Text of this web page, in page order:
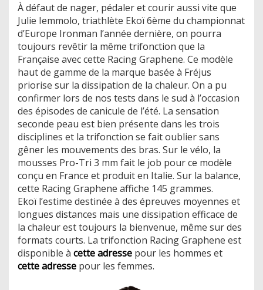
À défaut de nager, pédaler et courir aussi vite que
Julie Iemmolo, triathlète Ekoï 6ème du championnat
d’Europe Ironman l’année dernière, on pourra
toujours revêtir la même trifonction que la
Française avec cette Racing Graphene. Ce modèle
haut de gamme de la marque basée à Fréjus
priorise sur la dissipation de la chaleur. On a pu
confirmer lors de nos tests dans le sud à l’occasion
des épisodes de canicule de l’été. La sensation
seconde peau est bien présente dans les trois
disciplines et la trifonction se fait oublier sans
gêner les mouvements des bras. Sur le vélo, la
mousses Pro-Tri 3 mm fait le job pour ce modèle
conçu en France et produit en Italie. Sur la balance,
cette Racing Graphene affiche 145 grammes.
Ekoï l’estime destinée à des épreuves moyennes et
longues distances mais une dissipation efficace de
la chaleur est toujours la bienvenue, même sur des
formats courts. La trifonction Racing Graphene est
disponible à cette adresse pour les hommes et
cette adresse pour les femmes.